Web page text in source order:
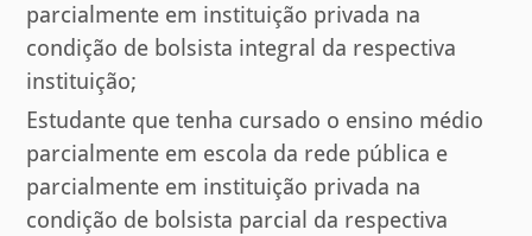
parcialmente em instituição privada na
condição de bolsista integral da respectiva
instituição;
Estudante que tenha cursado o ensino médio
parcialmente em escola da rede pública e
parcialmente em instituição privada na
condição de bolsista parcial da respectiva